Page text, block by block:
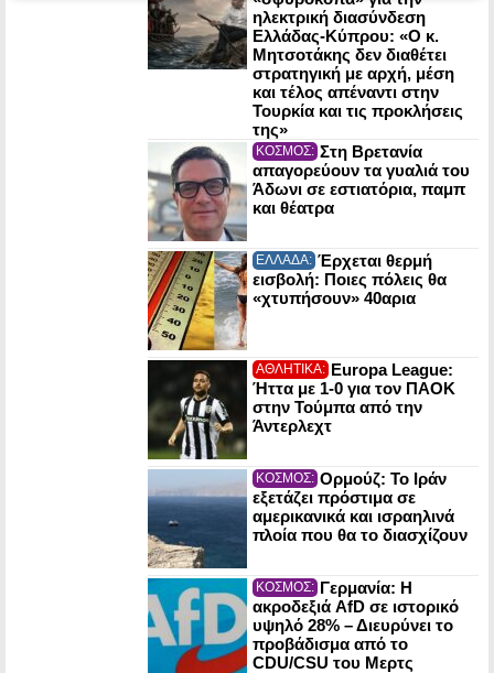
ηλεκτρική διασύνδεση
Ελλάδας-Κύπρου: «Ο κ.
Μητσοτάκης δεν διαθέτει
στρατηγική με αρχή, μέση
και τέλος απέναντι στην
Τουρκία και τις προκλήσεις
της»
ΚΟΣΜΟΣ: Στη Βρετανία
απαγορεύουν τα γυαλιά του
Άδωνι σε εστιατόρια, παμπ
και θέατρα
ΕΛΛΑΔΑ: Έρχεται θερμή
εισβολή: Ποιες πόλεις θα
«χτυπήσουν» 40αρια
ΑΘΛΗΤΙΚΑ: Europa League:
Ήττα με 1-0 για τον ΠΑΟΚ
στην Τούμπα από την
Άντερλεχτ
ΚΟΣΜΟΣ: Ορμούζ: Το Ιράν
εξετάζει πρόστιμα σε
αμερικανικά και ισραηλινά
πλοία που θα το διασχίζουν
ΚΟΣΜΟΣ: Γερμανία: Η
ακροδεξιά AfD σε ιστορικό
υψηλό 28% – Διευρύνει το
προβάδισμα από το
CDU/CSU του Μερτς